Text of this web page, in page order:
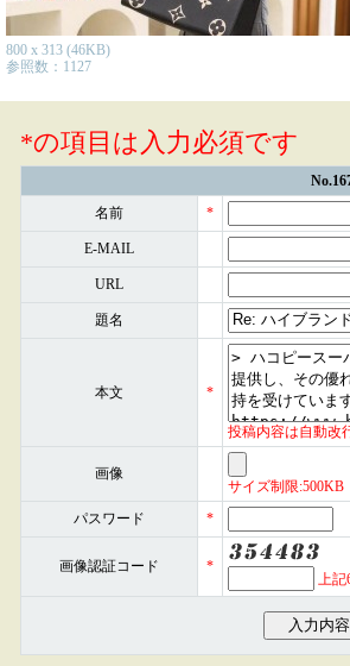
800 x 313 (46KB)
参照数：1127
*の項目は入力必須です
名前 *
E-MAIL
URL
題名
本文 *
投稿内容は自動改
画像
サイズ制限
パスワード *
画像認証コード
*
上